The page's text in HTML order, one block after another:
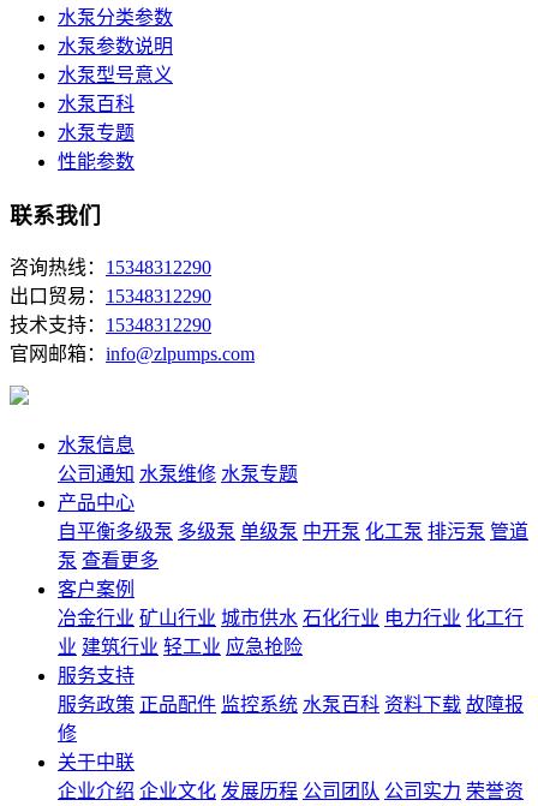
水泵分类参数
水泵参数说明
水泵型号意义
水泵百科
水泵专题
性能参数
联系我们
咨询热线： 15348312290
出口贸易： 15348312290
技术支持： 15348312290
官网邮箱： info@zlpumps.com
水泵信息
公司通知 水泵维修 水泵专题
产品中心
自平衡多级泵 多级泵 单级泵 中开泵 化工泵 排污泵 管道
泵 查看更多
客户案例
冶金行业 矿山行业 城市供水 石化行业 电力行业 化工行
业 建筑行业 轻工业 应急抢险
服务支持
服务政策 正品配件 监控系统 水泵百科 资料下载 故障报
修
关于中联
企业介绍 企业文化 发展历程 公司团队 公司实力 荣誉资